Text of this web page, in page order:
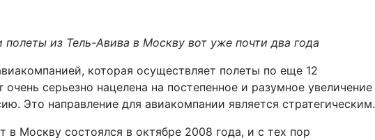
полеты из Тель-Авива в Москву вот уже почти два года
которая осуществляет полеты по еще 12
серьезно нацелена на постепенное и разумное увеличение
Это направление для авиакомпании является стратегическим.
Москву состоялся в октябре 2008 года, и с тех пор